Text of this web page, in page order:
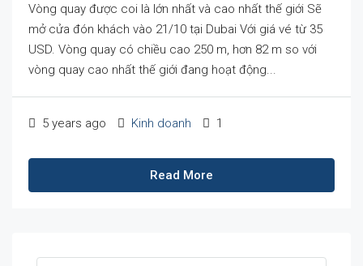
Vòng quay được coi là lớn nhất và cao nhất thế giới Sẽ
mở cửa đón khách vào 21/10 tại Dubai Với giá vé từ 35
USD. Vòng quay có chiều cao 250 m, hơn 82 m so với
vòng quay cao nhất thế giới đang hoạt động...
5 years ago Kinh doanh 1
Read More